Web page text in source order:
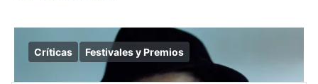
Críticas Festivales y Premios